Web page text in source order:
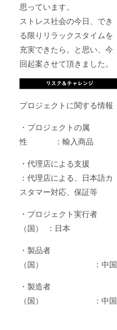
思っています。
ストレス社会の今日、でき
る限りリラックスタイムを
充実できたら。と思い、今
回起案させて頂きました。
プロジェクトに関する情報
・プロジェクトの属
性 ：輸入商品
・代理店による支援
：代理店による、日本語カ
スタマー対応、保証等
・プロジェクト実行者
（国） ：日本
・製品者
（国） ：中国
・製造者
（国） ：中国